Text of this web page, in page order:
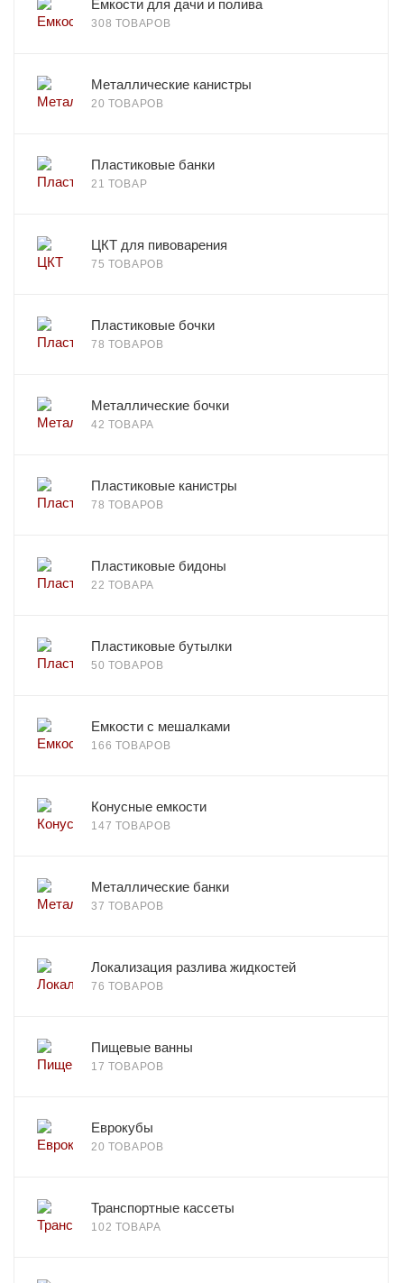
Емкости для дачи и полива
308 ТОВАРОВ
Металлические канистры
20 ТОВАРОВ
Пластиковые банки
21 ТОВАР
ЦКТ для пивоварения
75 ТОВАРОВ
Пластиковые бочки
78 ТОВАРОВ
Металлические бочки
42 ТОВАРА
Пластиковые канистры
78 ТОВАРОВ
Пластиковые бидоны
22 ТОВАРА
Пластиковые бутылки
50 ТОВАРОВ
Емкости с мешалками
166 ТОВАРОВ
Конусные емкости
147 ТОВАРОВ
Металлические банки
37 ТОВАРОВ
Локализация разлива жидкостей
76 ТОВАРОВ
Пищевые ванны
17 ТОВАРОВ
Еврокубы
20 ТОВАРОВ
Транспортные кассеты
102 ТОВАРА